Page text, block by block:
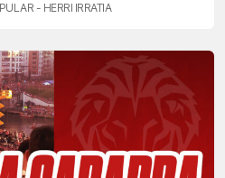
- HERRI IRRATIA